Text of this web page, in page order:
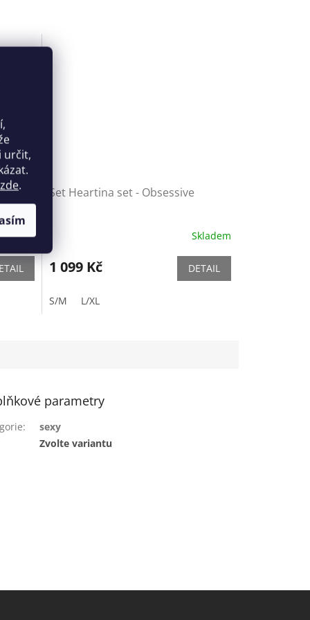
určit,
zde.
-
Set Heartina set - Obsessive
Skladem
1 099 Kč DETAIL
S/M L/XL
parametry
:
sexy
Zvolte variantu